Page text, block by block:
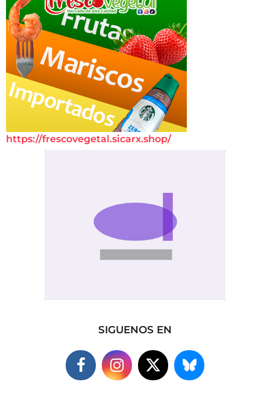
https://frescovegetal.sicarx.shop/
SIGUENOS EN